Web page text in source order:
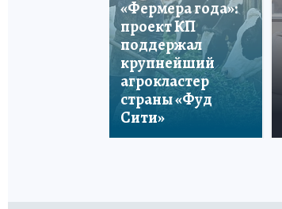
«Фермера года»:
проект КП
поддержал
крупнейший
агрокластер
страны «Фуд
Сити»